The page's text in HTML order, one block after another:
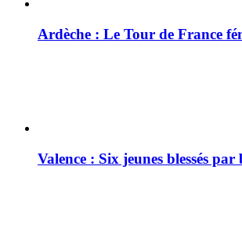
Ardèche : Le Tour de France
Valence : Six jeunes blessés